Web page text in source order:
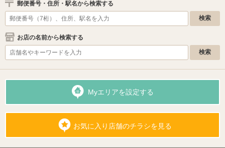
郵便番号・住所・駅名から検索する
お店の名前から検索する
Myエリアを設定する
お気に入り店舗のチラシを見る